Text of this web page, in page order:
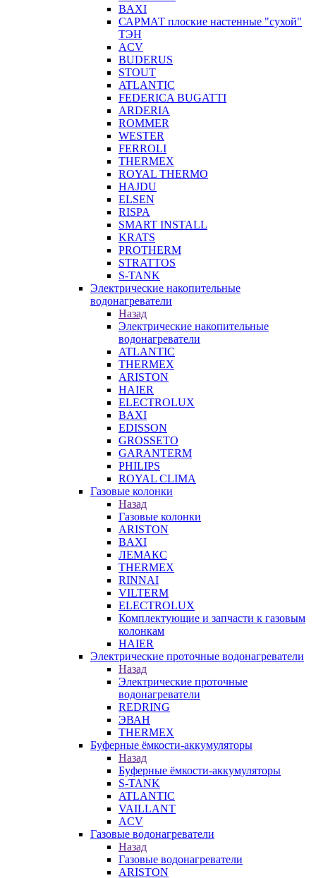
BAXI
САРМАТ плоские настенные "сухой"
ТЭН
ACV
BUDERUS
STOUT
ATLANTIC
FEDERICA BUGATTI
ARDERIA
ROMMER
WESTER
FERROLI
THERMEX
ROYAL THERMO
HAJDU
ELSEN
RISPA
SMART INSTALL
KRATS
PROTHERM
STRATTOS
S-TANK
Электрические накопительные
водонагреватели
Назад
Электрические накопительные
водонагреватели
ATLANTIC
THERMEX
ARISTON
HAIER
ELECTROLUX
BAXI
EDISSON
GROSSETO
GARANTERM
PHILIPS
ROYAL CLIMA
Газовые колонки
Назад
Газовые колонки
ARISTON
BAXI
ЛЕМАКС
THERMEX
RINNAI
VILTERM
ELECTROLUX
Комплектующие и запчасти к газовым
колонкам
HAIER
Электрические проточные водонагреватели
Назад
Электрические проточные
водонагреватели
REDRING
ЭВАН
THERMEX
Буферные ёмкости-аккумуляторы
Назад
Буферные ёмкости-аккумуляторы
S-TANK
ATLANTIC
VAILLANT
ACV
Газовые водонагреватели
Назад
Газовые водонагреватели
ARISTON